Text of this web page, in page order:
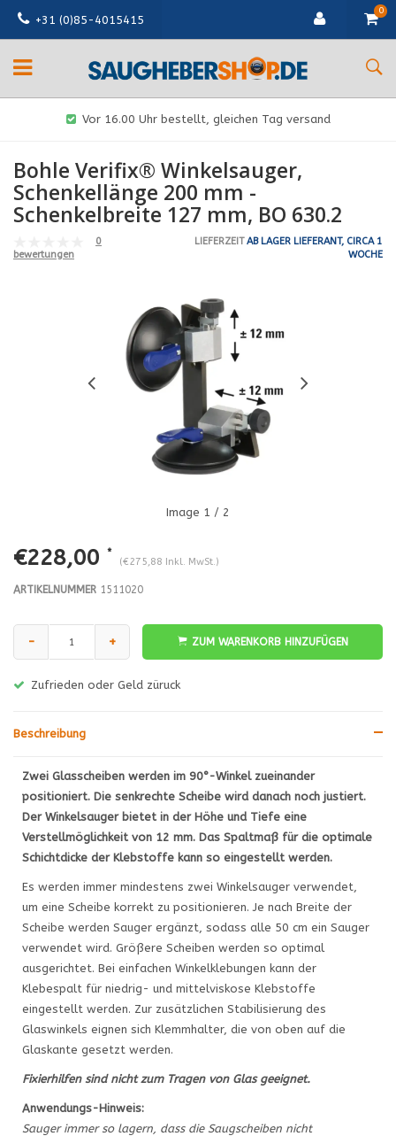
+31 (0)85-4015415
0
Vor 16.00 Uhr bestellt, gleichen Tag versand
Bohle Verifix® Winkelsauger,
Schenkellänge 200 mm -
Schenkelbreite 127 mm, BO 630.2
0
bewertungen
LIEFERZEITAB LAGER LIEFERANT, CIRCA 1
WOCHE
Image 1 / 2
€228,00 *
(€275,88 Inkl. MwSt.)
ARTIKELNUMMER 1511020
- + ZUM WARENKORB HINZUFÜGEN
Zufrieden oder Geld züruck
Beschreibung
Zwei Glasscheiben werden im 90°-Winkel zueinander
positioniert. Die senkrechte Scheibe wird danach noch justiert.
Der Winkelsauger bietet in der Höhe und Tiefe eine
Verstellmöglichkeit von 12 mm. Das Spaltmaß für die optimale
Schichtdicke der Klebstoffe kann so eingestellt werden.
Es werden immer mindestens zwei Winkelsauger verwendet,
um eine Scheibe korrekt zu positionieren. Je nach Breite der
Scheibe werden Sauger ergänzt, sodass alle 50 cm ein Sauger
verwendet wird. Größere Scheiben werden so optimal
ausgerichtet. Bei einfachen Winkelklebungen kann der
Klebespalt für niedrig- und mittelviskose Klebstoffe
eingestellt werden. Zur zusätzlichen Stabilisierung des
Glaswinkels eignen sich Klemmhalter, die von oben auf die
Glaskante gesetzt werden.
Fixierhilfen sind nicht zum Tragen von Glas geeignet.
Anwendungs-Hinweis:
Sauger immer so lagern, dass die Saugscheiben nicht